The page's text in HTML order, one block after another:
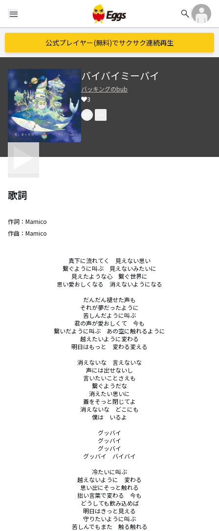
menu search
公式プレイヤー(無料)でサクサク連続再生
バイバイミーバイ
バッキングのbub
3
歌詞
作詞： Mamico
作曲： Mamico
真下に流れてく　見えない思い
繋ぐように叫ぶ　見えないみたいに
見えたような心　繋ぐ世界に
思い愛おしくなる　消えないようになる
だんだん褪せた声も
それが夢だったように
苦しんだように叫ぶ
君の声が愛おしくて　今も
繋いだように叫ぶ　あの空に触れるように
越えたいように変わる
明日はもっと　変わる変える
消えないな　言えないな
声には出せないし
言いたいことさえも
繋ぐようだな
消えたい思いに
蓋をそっと閉じてよ
消えないな　どこにも
僕は　いるよ
グッバイ
グッバイ
グッバイ
グッバイ　バイバイ
冷たいに叫ぶ
越えないように　変わる
思い出にそっと触れる
拙い言葉で変わる　今も
どうしても飲み込めば
明日はきっと見える
守りたいように叫ぶ
苦しんでもまた　触る触れる